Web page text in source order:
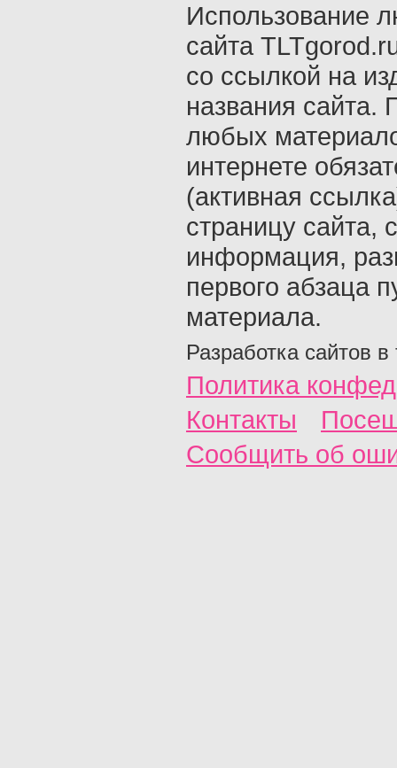
Использование
сайта
со ссылкой на
названия сайта.
любых
интернете
(активная
страницу сайта,
информация,
первого абзаца
материала.
Разработка сайтов в
Политика
Контакты
Сообщить об